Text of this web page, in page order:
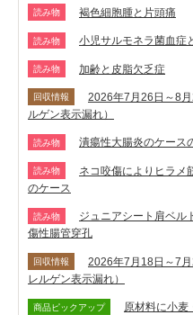
読み物 褐色細胞腫と片頭痛
読み物 小児サルモネラ菌血症
読み物 加齢と皮脂欠乏症
回収情報
2026年7月26日～8
ルゲン表示漏れ）
読み物 潰瘍性大腸炎のケース
読み物
ネコ咬傷によりヒラメ
のケース
読み物
ジュニアシート肩ベル
傷性腸管穿孔
回収情報
2026年7月18日～7
レルゲン表示漏れ）
商品ピックアップ
原材料に小麦